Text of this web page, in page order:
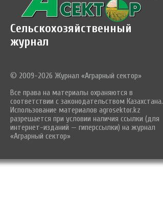
Сельскохозяйственный
журнал
© 2009-2026 Журнал «Аграрный сектор»
Все права на материалы охраняются в
соответствии с законодательством Казахстана.
Использование материалов agrosektor.kz
разрешается при условии наличия ссылки (для
интернет-изданий — гиперссылки) на журнал
«Аграрный сектор»